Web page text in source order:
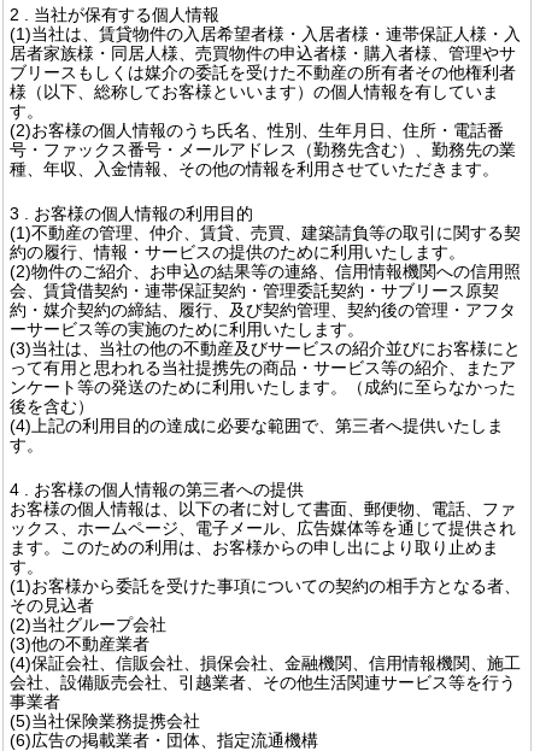
2 . 当社が保有する個人情報
(1)当社は、賃貸物件の入居希望者様・入居者様・連帯保証人様・入
居者家族様・同居人様、売買物件の申込者様・購入者様、管理やサ
ブリースもしくは媒介の委託を受けた不動産の所有者その他権利者
様（以下、総称してお客様といいます）の個人情報を有していま
す。
(2)お客様の個人情報のうち氏名、性別、生年月日、住所・電話番
号・ファックス番号・メールアドレス（勤務先含む）、勤務先の業
種、年収、入金情報、その他の情報を利用させていただきます。
3 . お客様の個人情報の利用目的
(1)不動産の管理、仲介、賃貸、売買、建築請負等の取引に関する契
約の履行、情報・サービスの提供のために利用いたします。
(2)物件のご紹介、お申込の結果等の連絡、信用情報機関への信用照
会、賃貸借契約・連帯保証契約・管理委託契約・サブリース原契
約・媒介契約の締結、履行、及び契約管理、契約後の管理・アフタ
ーサービス等の実施のために利用いたします。
(3)当社は、当社の他の不動産及びサービスの紹介並びにお客様にと
って有用と思われる当社提携先の商品・サービス等の紹介、またア
ンケート等の発送のために利用いたします。（成約に至らなかった
後を含む）
(4)上記の利用目的の達成に必要な範囲で、第三者へ提供いたしま
す。
4 . お客様の個人情報の第三者への提供
お客様の個人情報は、以下の者に対して書面、郵便物、電話、ファ
ックス、ホームページ、電子メール、広告媒体等を通じて提供され
ます。このための利用は、お客様からの申し出により取り止めま
す。
(1)お客様から委託を受けた事項についての契約の相手方となる者、
その見込者
(2)当社グループ会社
(3)他の不動産業者
(4)保証会社、信販会社、損保会社、金融機関、信用情報機関、施工
会社、設備販売会社、引越業者、その他生活関連サービス等を行う
事業者
(5)当社保険業務提携会社
(6)広告の掲載業者・団体、指定流通機構